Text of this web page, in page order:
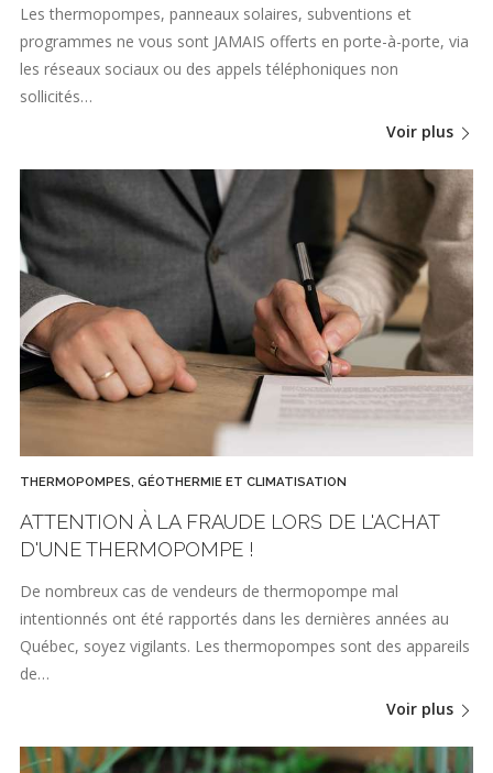
Les thermopompes, panneaux solaires, subventions et
programmes ne vous sont JAMAIS offerts en porte-à-porte, via
les réseaux sociaux ou des appels téléphoniques non
sollicités…
Voir plus
THERMOPOMPES, GÉOTHERMIE ET CLIMATISATION
ATTENTION À LA FRAUDE LORS DE L'ACHAT
D'UNE THERMOPOMPE !
De nombreux cas de vendeurs de thermopompe mal
intentionnés ont été rapportés dans les dernières années au
Québec, soyez vigilants. Les thermopompes sont des appareils
de…
Voir plus